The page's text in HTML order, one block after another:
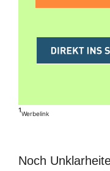
¹Werbelink
Noch